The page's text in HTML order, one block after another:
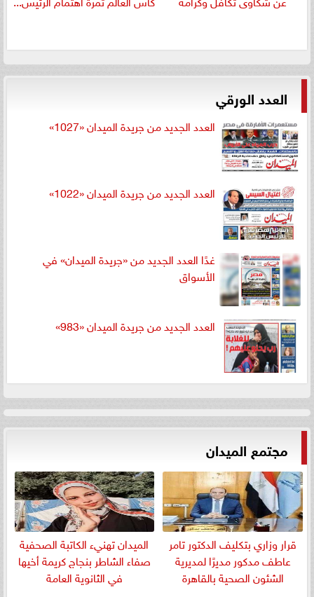
العدد الورقي
العدد الجديد من جريدة الميدان «1027»
العدد الجديد من جريدة الميدان «1022»
غدًا العدد الجديد من «جريدة الميدان» في
الأسواق
العدد الجديد من جريدة الميدان «983»
مجتمع الميدان
قرار وزاري بتكليف الدكتور تامر
عاطف مدكور مديرًا لمديرية
الشئون الصحية بالقاهرة
الميدان تهنيء الكاتبة الصحفية
صفاء الشاطر بنجاج كريمة أخيها
في الثانوية العامة